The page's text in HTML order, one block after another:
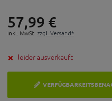
57,99 €
inkl. MwSt. zzgl. Versand*
leider ausverkauft